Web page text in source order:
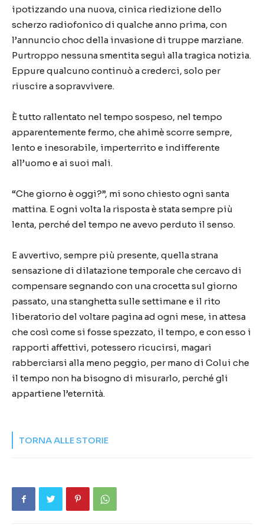
ipotizzando una nuova, cinica riedizione dello
scherzo radiofonico di qualche anno prima, con
l’annuncio choc della invasione di truppe marziane.
Purtroppo nessuna smentita seguì alla tragica notizia.
Eppure qualcuno continuò a crederci, solo per
riuscire a sopravvivere.
È tutto rallentato nel tempo sospeso, nel tempo
apparentemente fermo, che ahimè scorre sempre,
lento e inesorabile, imperterrito e indifferente
all’uomo e ai suoi mali.
“Che giorno è oggi?”, mi sono chiesto ogni santa
mattina. E ogni volta la risposta è stata sempre più
lenta, perché del tempo ne avevo perduto il senso.
E avvertivo, sempre più presente, quella strana
sensazione di dilatazione temporale che cercavo di
compensare segnando con una crocetta sul giorno
passato, una stanghetta sulle settimane e il rito
liberatorio del voltare pagina ad ogni mese, in attesa
che così come si fosse spezzato, il tempo, e con esso i
rapporti affettivi, potessero ricucirsi, magari
rabberciarsi alla meno peggio, per mano di Colui che
il tempo non ha bisogno di misurarlo, perché gli
appartiene l’eternità.
TORNA ALLE STORIE